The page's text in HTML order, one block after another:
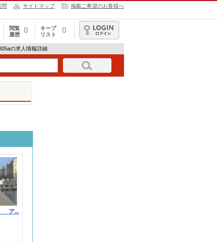
問 サイトマップ 掲載ご希望のお客様へ
閲覧
履歴
0
キープ
リスト
0
ログイン
の求人情報詳細
ア...